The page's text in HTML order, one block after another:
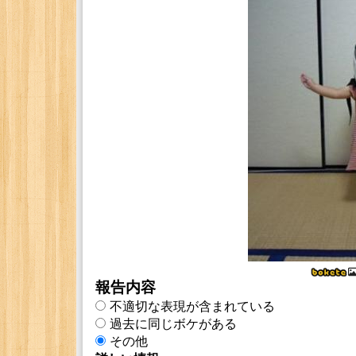
報告内容
不適切な表現が含まれている
過去に同じボケがある
その他